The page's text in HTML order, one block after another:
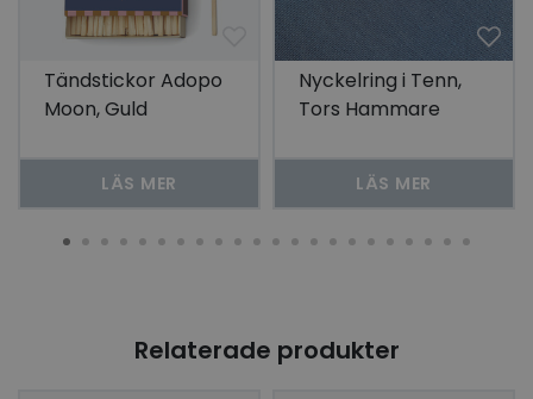
Tändstickor Adopo
Moon, Guld
LÄS MER
Nyckelring i Tenn,
Tors Hammare
LÄS MER
Relaterade produkter